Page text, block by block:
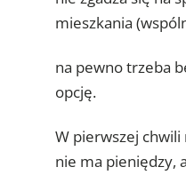
mieszkania
na pewno trzeba
opcję.
W pierwszej
nie ma pieniędzy,